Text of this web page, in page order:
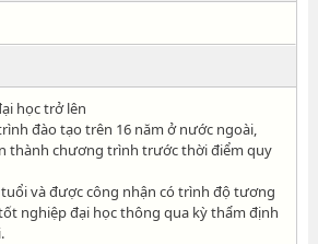
học trở lên
đào tạo trên 16 năm ở nước ngoài,
thành chương trình trước thời điểm quy
và được công nhận có trình độ tương
nghiệp đại học thông qua kỳ thẩm định